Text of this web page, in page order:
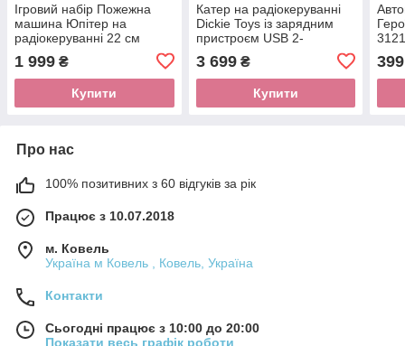
Ігровий набір Пожежна
машина Юпітер на
радіокеруванні 22 см
Пожежний Сем Dickie Toys
3089802
1 999 ₴
Купити
Катер на радіокеруванні
Dickie Toys із зарядним
пристроєм USB 2-
канальний 48 см 1119082
3 699₴
Купити
399
Про нас
100% позитивних з 60 відгуків за рік
Працює з 10.07.2018
м. Ковель
Україна м Ковель , Ковель, Україна
Контакти
Сьогодні працює з 10:00 до 20:00
Показати весь графік роботи